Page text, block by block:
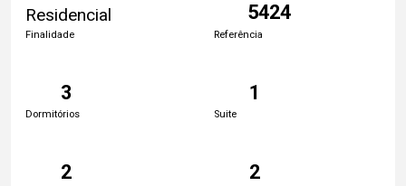
Residencial
Finalidade
5424
Referência
3
Dormitórios
1
Suite
2 2